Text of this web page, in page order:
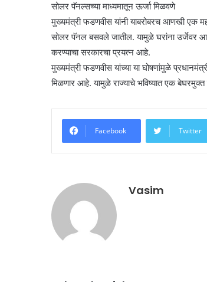
सोलर पॅनल्सच्या माध्यमातून ऊर्जा मिळवणे
मुख्यमंत्री फडणवीस यांनी याबरोबरच आणखी एक
सोलर पॅनल बसवले जातील. यामुळे घरांना उर्जेवर
करण्याचा सरकारचा प्रयत्न आहे.
मुख्यमंत्री फडणवीस यांच्या या घोषणांमुळे
मिळणार आहे. यामुळे राज्याचे भविष्यात एक बेघरमुक्त
Facebook Twitter
Vasim